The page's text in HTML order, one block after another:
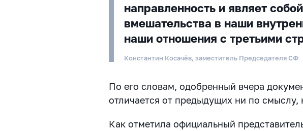
направленность и являет
вмешательства в наши
наши отношения с третьими
Константин Косачёв, заместитель Председателя СФ
По его словам, одобренный вчера
отличается от предыдущих ни по
Как отметила официальный